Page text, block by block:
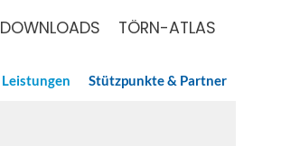
DOWNLOADS TÖRN-ATLAS
Leistungen Stützpunkte & Partner